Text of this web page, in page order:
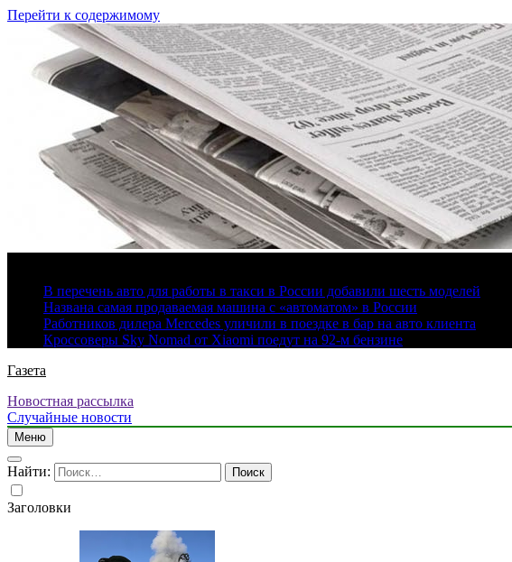
Перейти к содержимому
В перечень авто для работы в такси в России добавили шесть моделей
Названа самая продаваемая машина с «автоматом» в России
Работников дилера Mercedes уличили в поездке в бар на авто клиента
Кроссоверы Sky Nomad от Xiaomi поедут на 92-м бензине
Газета
Новостная рассылка
Случайные новости
Меню
Найти:
Заголовки